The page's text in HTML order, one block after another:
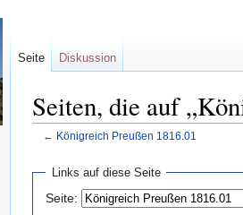
Seiten, die auf
← Königreich Preußen 1816.01
Navigation
springen
springen
Links auf diese Seite
Seite:
Seite Diskussion